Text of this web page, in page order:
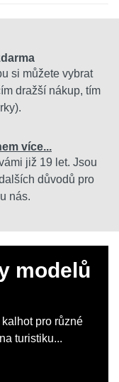
si můžete vybrat
dražší nákup, tím
více...
již 19 let. Jsou
důvodů pro
nás.
modelů
pro různé
turistiku...